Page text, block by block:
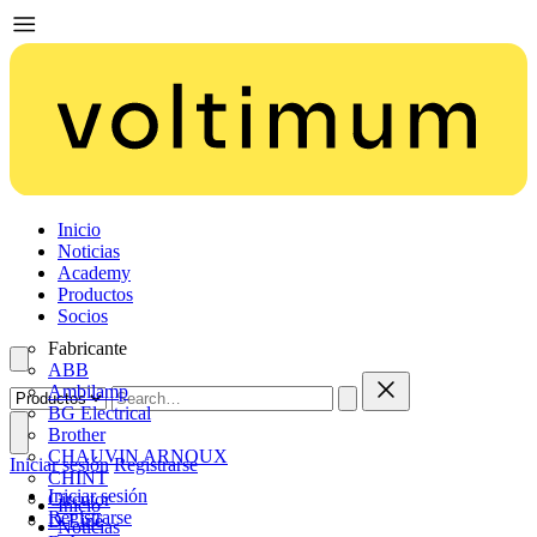
Inicio
Noticias
Academy
Productos
Socios
Fabricante
ABB
Ambilamp
BG Electrical
Brother
CHAUVIN ARNOUX
CHINT
Circutor
D-Line
Iniciar sesión
Registrarse
Iniciar sesión Registrarse
Inicio
Noticias